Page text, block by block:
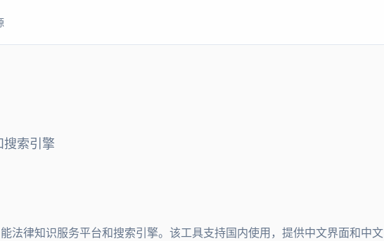
索引擎
法律知识服务平台和搜索引擎。该工具支持国内使用，提供中文界面和中文